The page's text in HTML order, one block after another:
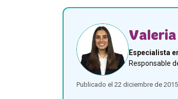
Especialista
Responsable
Publicado el 22 diciembre de 2015